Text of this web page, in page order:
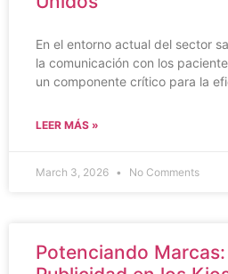
En el entorno actual del sector
la comunicación con los
un componente crítico para la
LEER MÁS »
March 3, 2026 No Comments
Potenciando